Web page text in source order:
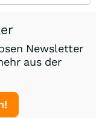
Newsletter
aus der